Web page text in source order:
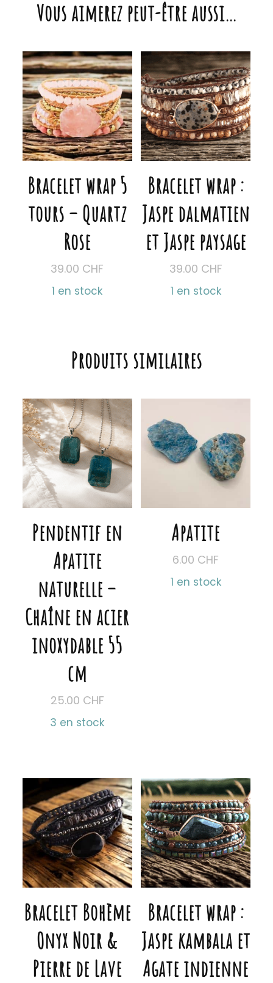
Vous aimerez peut-être aussi…
Bracelet wrap 5
tours – Quartz
Rose
39.00 CHF
1 en stock
Bracelet wrap :
Jaspe dalmatien
et Jaspe paysage
39.00 CHF
1 en stock
Produits similaires
Pendentif en
Apatite
naturelle –
Chaîne en acier
inoxydable 55
cm
25.00 CHF
3 en stock
Apatite
6.00 CHF
1 en stock
Bracelet Bohème
Onyx Noir &
Pierre de Lave
Bracelet wrap :
Jaspe kambala et
Agate indienne